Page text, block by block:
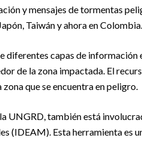
y mensajes de tormentas
Taiwán y ahora en Colombia.
diferentes capas de información
de la zona impactada. El
que se encuentra en peligro.
UNGRD, también está
(IDEAM). Esta herramienta es